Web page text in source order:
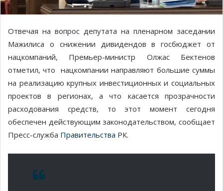
Отвечая на вопрос депутата на пленарном заседании
Мажилиса о снижении дивидендов в госбюджет от
нацкомпаний, Премьер-министр Олжас Бектенов
отметил, что нацкомпании направляют большие суммы
на реализацию крупных инвестиционных и социальных
проектов в регионах, а что касается прозрачности
расходования средств, то этот момент сегодня
обеспечен действующим законодательством, сообщает
Пресс-служба Правительства РК.